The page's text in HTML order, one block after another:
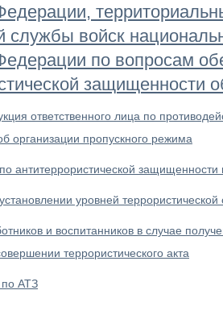
службы войск
по вопросам
защищенности
ответственного лица по
организации пропускного режима
антитеррористической защищенности
уровней
и воспитанников в случае
террористического акта
АТЗ